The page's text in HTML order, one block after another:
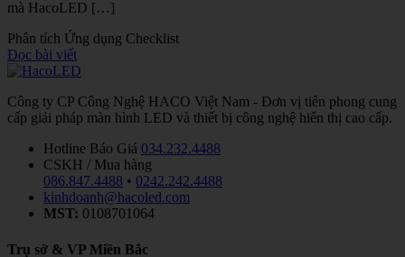
mà HacoLED […]
Phân tích Ứng dụng Checklist
Đọc bài viết
Công ty CP Công Nghệ HACO Việt Nam - Đơn vị tiên phong cung
cấp giải pháp màn hình LED và thiết bị công nghệ hiển thị cao cấp.
Hotline Báo Giá 034.232.4488
CSKH / Mua hàng
086.847.4488 • 0242.242.4488
kinhdoanh@hacoled.com
MST: 0108701064
Trụ sở & VP Miền Bắc